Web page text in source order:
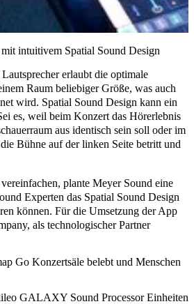
intuitivem Spatial Sound Design
erlaubt die optimale
Raum beliebiger Größe, was auch
wird. Spatial Sound Design kann ein
es, weil beim Konzert das Hörerlebnis
aus identisch sein soll oder im
Bühne auf der linken Seite betritt und
plante Meyer Sound eine
Experten das Spatial Sound Design
können. Für die Umsetzung der App
als technologischer Partner
Go Konzertsäle belebt und Menschen
GALAXY Sound Processor Einheiten